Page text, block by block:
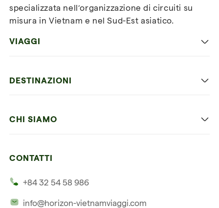
specializzata nell’organizzazione di circuiti su
misura in Vietnam e nel Sud-Est asiatico.
VIAGGI
Vietnam e Cambogia
DESTINAZIONI
CHI SIAMO
CONTATTI
+84 32 54 58 986
info@horizon-vietnamviaggi.com